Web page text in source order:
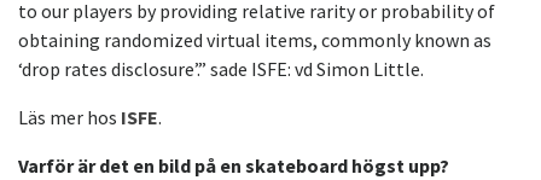
to our players by providing relative rarity or probability of
obtaining randomized virtual items, commonly known as
‘drop rates disclosure’.” sade ISFE: vd Simon Little.
Läs mer hos ISFE.
Varför är det en bild på en skateboard högst upp?